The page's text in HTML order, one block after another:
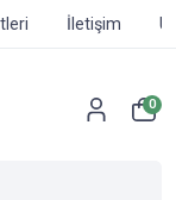
İletişim
0